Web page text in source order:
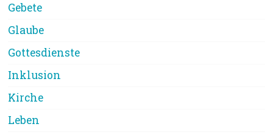
Gebete
Glaube
Gottesdienste
Inklusion
Kirche
Leben